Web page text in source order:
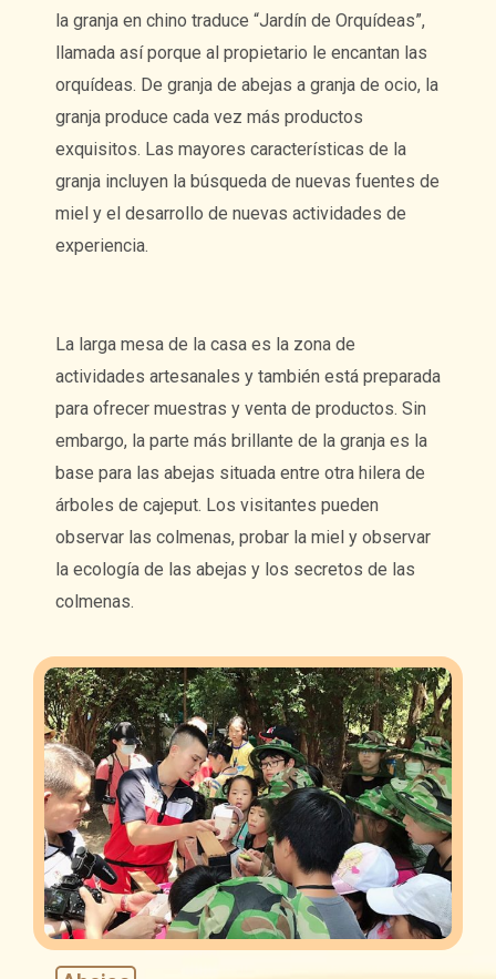
la granja en chino traduce “Jardín de Orquídeas”,
llamada así porque al propietario le encantan las
orquídeas. De granja de abejas a granja de ocio, la
granja produce cada vez más productos
exquisitos. Las mayores características de la
granja incluyen la búsqueda de nuevas fuentes de
miel y el desarrollo de nuevas actividades de
experiencia.
La larga mesa de la casa es la zona de
actividades artesanales y también está preparada
para ofrecer muestras y venta de productos. Sin
embargo, la parte más brillante de la granja es la
base para las abejas situada entre otra hilera de
árboles de cajeput. Los visitantes pueden
observar las colmenas, probar la miel y observar
la ecología de las abejas y los secretos de las
colmenas.
Características del
Agroturismo